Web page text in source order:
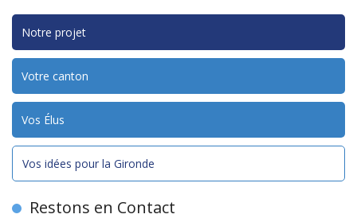
Notre projet
Votre canton
Vos Élus
Vos idées pour la Gironde
Restons en Contact